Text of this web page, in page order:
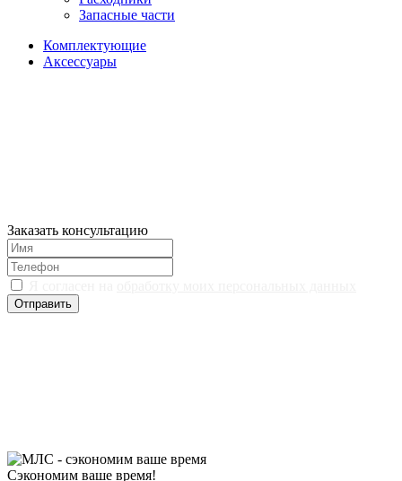
Запасные части
Комплектующие
Аксессуары
Заказать консультацию
Отправить
Сэкономим ваше время!